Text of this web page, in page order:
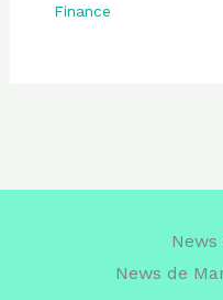
Finance
News de